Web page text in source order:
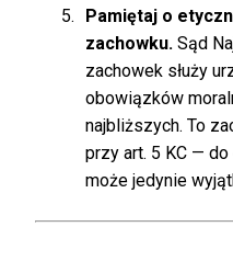
Pamiętaj o
zachowku. Sąd
zachowek służy
obowiązków
najbliższych. To
przy art. 5 KC —
może jedynie